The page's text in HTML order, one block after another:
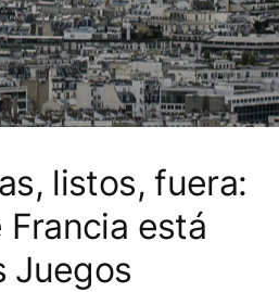
listos, fuera:
está
Juegos